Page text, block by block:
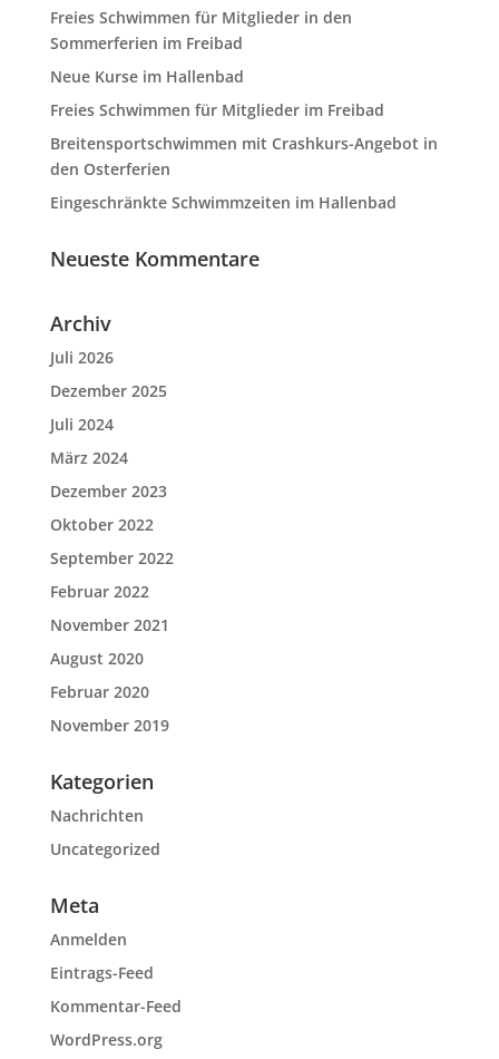
Freies Schwimmen für Mitglieder in den
Sommerferien im Freibad
Neue Kurse im Hallenbad
Freies Schwimmen für Mitglieder im Freibad
Breitensportschwimmen mit Crashkurs-Angebot in
den Osterferien
Eingeschränkte Schwimmzeiten im Hallenbad
Neueste Kommentare
Archiv
Juli 2026
Dezember 2025
Juli 2024
März 2024
Dezember 2023
Oktober 2022
September 2022
Februar 2022
November 2021
August 2020
Februar 2020
November 2019
Kategorien
Nachrichten
Uncategorized
Meta
Anmelden
Eintrags-Feed
Kommentar-Feed
WordPress.org